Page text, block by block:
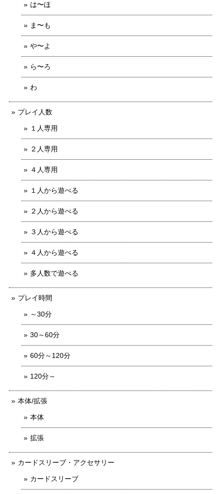
は〜ほ
ま〜も
や〜よ
ら〜ろ
わ
プレイ人数
１人専用
２人専用
４人専用
１人から遊べる
２人から遊べる
３人から遊べる
４人から遊べる
多人数で遊べる
プレイ時間
～30分
30～60分
60分～120分
120分～
本体/拡張
本体
拡張
カードスリーブ・アクセサリー
カードスリーブ